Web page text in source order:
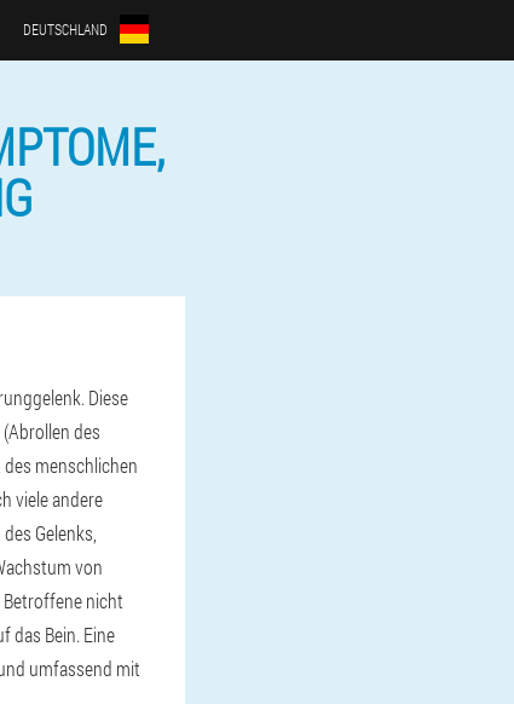
DEUTSCHLAND
Diese
des
menschlichen
viele andere
Gelenks,
von
nicht
das Bein. Eine
umfassend mit